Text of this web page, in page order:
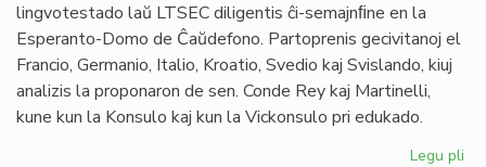
lingvotestado laŭ LTSEC diligentis ĉi-semajnﬁne en la
Esperanto-Domo de Ĉaŭdefono. Partoprenis gecivitanoj el
Francio, Germanio, Italio, Kroatio, Svedio kaj Svislando, kiuj
analizis la proponaron de sen. Conde Rey kaj Martinelli,
kune kun la Konsulo kaj kun la Vickonsulo pri edukado.
Legu pli